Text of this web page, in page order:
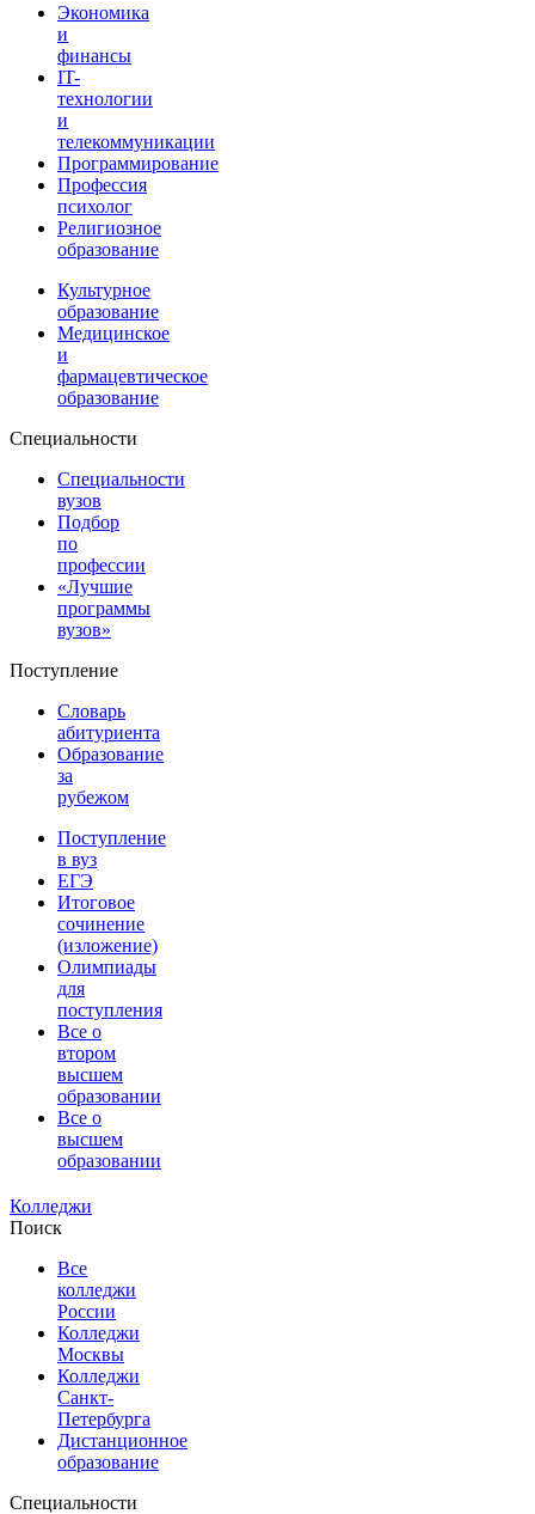
Экономика
и
финансы
IT-
технологии
и
телекоммуникации
Программирование
Профессия
психолог
Религиозное
образование
Культурное
образование
Медицинское
и
фармацевтическое
образование
Специальности
Специальности
вузов
Подбор
по
профессии
«Лучшие
программы
вузов»
Поступление
Словарь
абитуриента
Образование
за
рубежом
Поступление
в вуз
ЕГЭ
Итоговое
сочинение
(изложение)
Олимпиады
для
поступления
Все о
втором
высшем
образовании
Все о
высшем
образовании
Колледжи
Поиск
Все
колледжи
России
Колледжи
Москвы
Колледжи
Санкт-
Петербурга
Дистанционное
образование
Специальности